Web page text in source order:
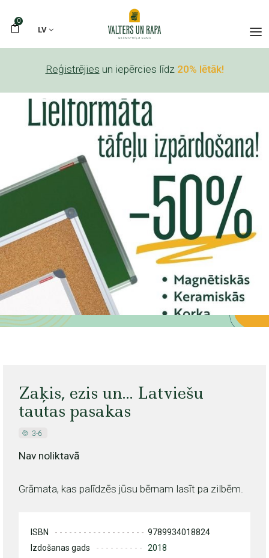
0
LV
Reģistrējies un iepērcies līdz 20% lētāk!
Zaķis, ezis un... Latviešu
tautas pasakas
Nav noliktavā
Grāmata, kas palīdzēs jūsu bērnam lasīt pa zilbēm.
ISBN
9789934018824
Izdošanas gads
2018